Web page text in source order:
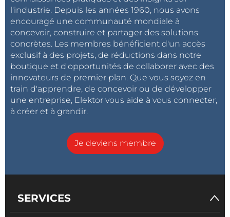
l'industrie. Depuis les années 1960, nous avons
encouragé une communauté mondiale à
concevoir, construire et partager des solutions
concrètes. Les membres bénéficient d'un accès
exclusif à des projets, de réductions dans notre
boutique et d'opportunités de collaborer avec des
innovateurs de premier plan. Que vous soyez en
train d'apprendre, de concevoir ou de développer
une entreprise, Elektor vous aide à vous connecter,
à créer et à grandir.
Je deviens membre
SERVICES